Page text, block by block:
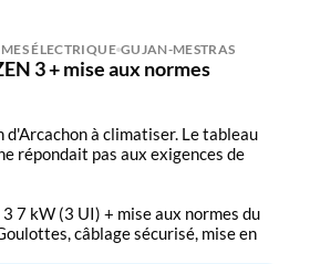
ÉLECTRIQUE GUJAN-MESTRAS
3 + mise aux normes
d'Arcachon à climatiser. Le tableau
répondait pas aux exigences de
7 kW (3 UI) + mise aux normes du
câblage sécurisé, mise en